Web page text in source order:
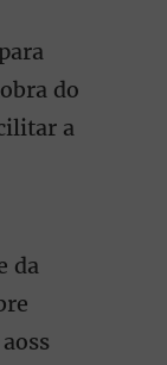
do
a
da